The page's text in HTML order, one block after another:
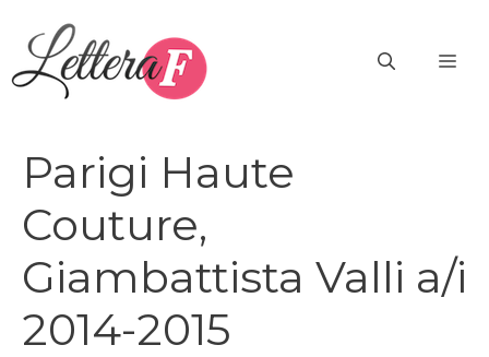
contenuto
Parigi Haute
Couture,
Giambattista Valli a/i
2014-2015